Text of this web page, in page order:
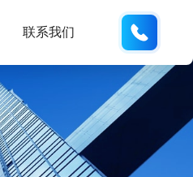
联系我们